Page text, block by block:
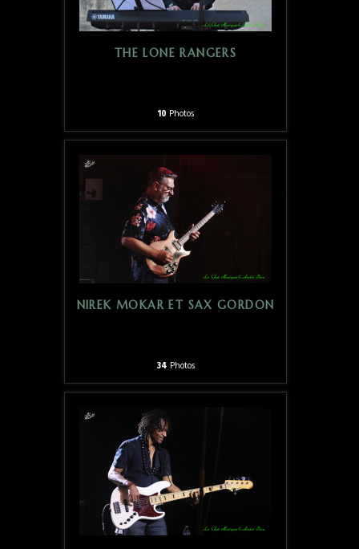
THE LONE RANGERS
10 Photos
NIREK MOKAR ET SAX GORDON
34 Photos